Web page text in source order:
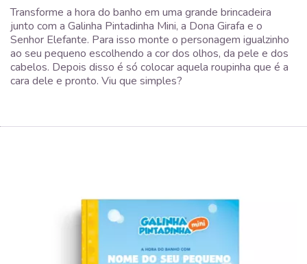
Transforme a hora do banho em uma grande brincadeira
junto com a Galinha Pintadinha Mini, a Dona Girafa e o
Senhor Elefante. Para isso monte o personagem igualzinho
ao seu pequeno escolhendo a cor dos olhos, da pele e dos
cabelos. Depois disso é só colocar aquela roupinha que é a
cara dele e pronto. Viu que simples?